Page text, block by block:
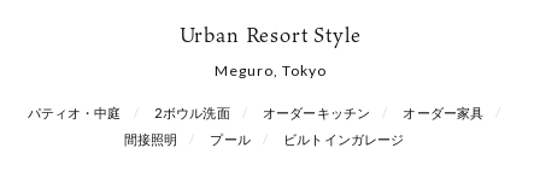
Urban Resort Style
Meguro, Tokyo
パティオ・中庭 2ボウル洗面 オーダーキッチン
オーダー家具
間接照明
プール ビルトインガレージ